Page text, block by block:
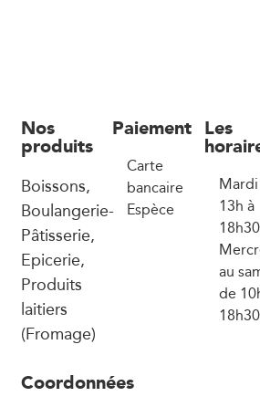
Nos
produits
Boissons,
Boulangerie-
Pâtisserie,
Epicerie,
Produits
laitiers
(Fromage)
Paiement
Carte
bancaire
Espèce
Les
13h à
18h30
au
de
18h30
Coordonnées